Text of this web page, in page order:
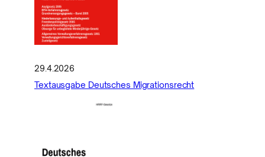
29.4.2026
Textausgabe Deutsches Migrationsrecht